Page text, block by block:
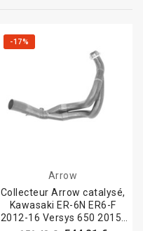
-17%
Arrow
Collecteur Arrow catalysé,
Kawasaki ER-6N ER6-F
2012-16 Versys 650 2015-